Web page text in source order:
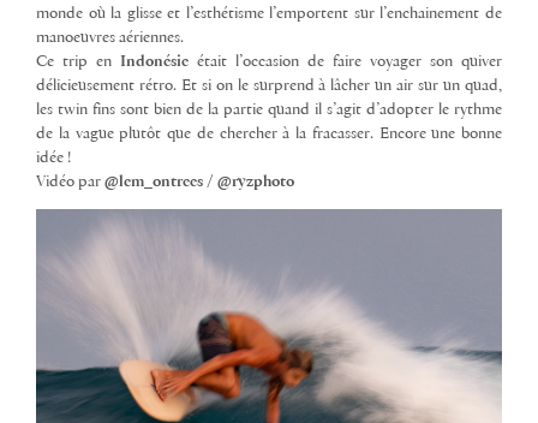
monde où la glisse et l’esthétisme l’emportent sur l’enchainement de
manoeuvres aériennes.
Ce trip en Indonésie était l’occasion de faire voyager son quiver
délicieusement rétro. Et si on le surprend à lâcher un air sur un quad,
les twin fins sont bien de la partie quand il s’agit d’adopter le rythme
de la vague plutôt que de chercher à la fracasser. Encore une bonne
idée !
Vidéo par @lem_ontrees / @ryzphoto